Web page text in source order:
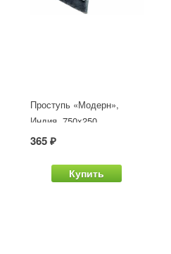
Проступь «Модерн»,
Индия, 750x250
365 ₽
Купить